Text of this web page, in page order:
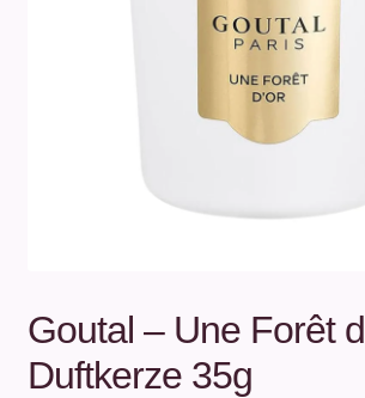
Goutal – Une Forêt
Duftkerze 35g